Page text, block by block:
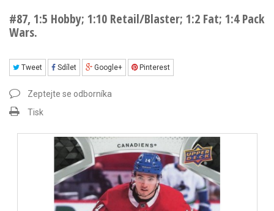
#87, 1:5 Hobby; 1:10 Retail/Blaster; 1:2 Fat; 1:4 Pack
Wars.
Tweet Sdílet Google+ Pinterest
Zeptejte se odborníka
Tisk